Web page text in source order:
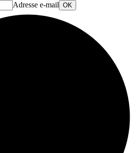
Adresse e-mail